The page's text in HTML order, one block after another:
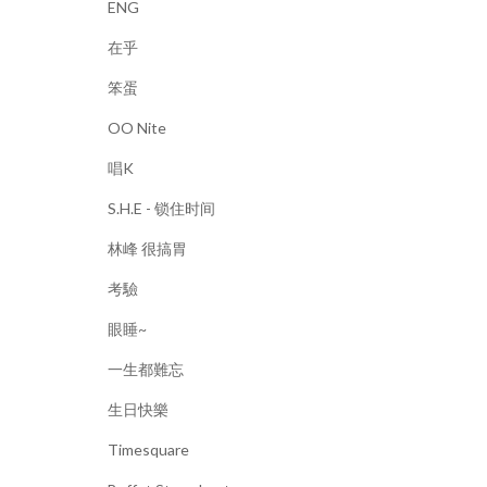
ENG
在乎
笨蛋
OO Nite
唱K
S.H.E - 锁住时间
林峰 很搞胃
考驗
眼睡~
一生都難忘
生日快樂
Timesquare